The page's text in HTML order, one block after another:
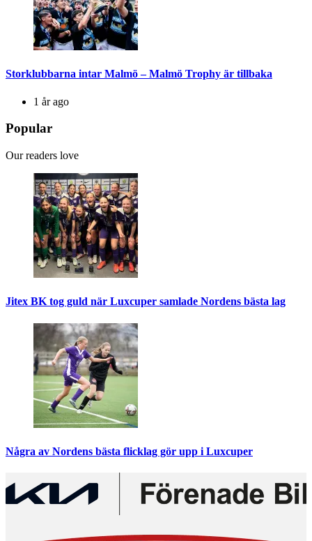
Storklubbarna intar Malmö – Malmö Trophy är tillbaka
1 år ago
Popular
Our readers love
Jitex BK tog guld när Luxcuper samlade Nordens bästa lag
Några av Nordens bästa flicklag gör upp i Luxcuper